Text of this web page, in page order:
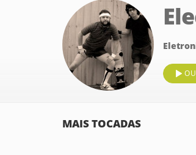
MAIS TOCADAS